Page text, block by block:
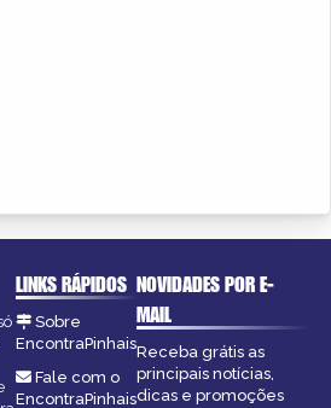
LINKS RÁPIDOS
Sobre
EncontraPinhais
Fale com o
EncontraPinhais
NOVIDADES POR E-
MAIL
Receba grátis as
principais notícias,
dicas e promoções